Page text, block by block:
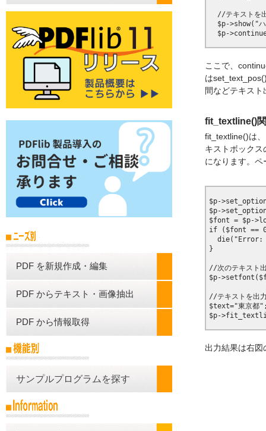
PDF を新規作成・編集
PDF からテキスト・画像抽出
PDF から情報取得
サンプルプログラムを探す
//テキストを
$p->show("
ここで、
は
間などテキス
fit_textline()
fit_textline()は
キストボック
になります。
$p-
$p-
$font = $p-
if ($font ==
die("Error:
}
//次のテキスト
$p-
//テキストを出
$text="東京都
出力結果は右